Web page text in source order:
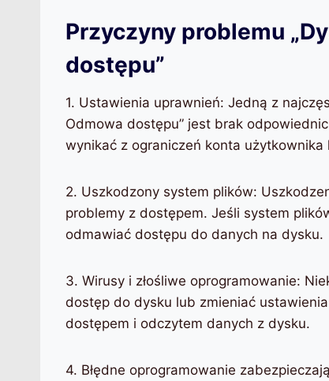
Przyczyny problemu
dostępu”
1. Ustawienia uprawnień: Jedną z
Odmowa dostępu” jest brak
wynikać z ograniczeń konta
2. Uszkodzony system plików:
problemy z dostępem. Jeśli system
odmawiać dostępu do danych na dysku.
3. Wirusy i złośliwe oprogramowanie:
dostęp do dysku lub zmieniać
dostępem i odczytem danych z dysku.
4. Błędne oprogramowanie